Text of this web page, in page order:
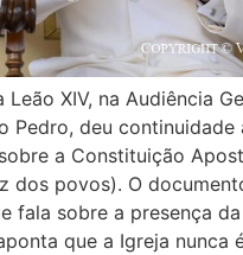
Leão XIV, na Audiência
Pedro, deu
a Constituição
dos povos). O
fala sobre a presença
que a Igreja nunca